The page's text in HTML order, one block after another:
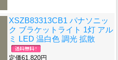
XSZB83313CB1 パナソニッ
ク ブラケットライト 1灯 アル
ミ LED 温白色 調光 拡散
定価61,820円